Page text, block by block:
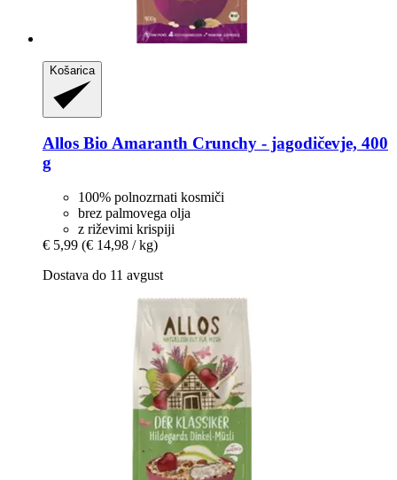
Košarica
Allos Bio Amaranth Crunchy -​ jagodičevje, 400
g
100% polnozrnati kosmiči
brez palmovega olja
z riževimi krispiji
€ 5,99 (€ 14,98 / kg)
Dostava do 11 avgust